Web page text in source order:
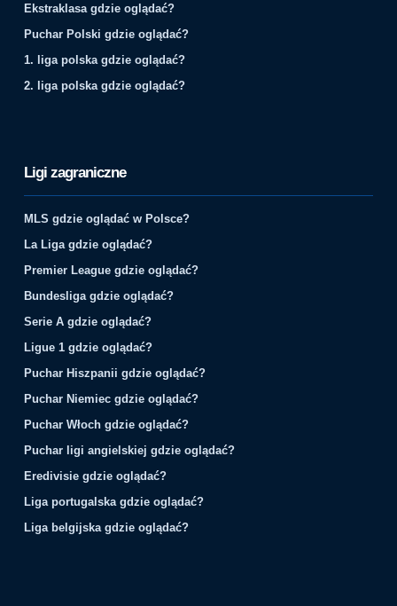
Ekstraklasa gdzie oglądać?
Puchar Polski gdzie oglądać?
1. liga polska gdzie oglądać?
2. liga polska gdzie oglądać?
Ligi zagraniczne
MLS gdzie oglądać w Polsce?
La Liga gdzie oglądać?
Premier League gdzie oglądać?
Bundesliga gdzie oglądać?
Serie A gdzie oglądać?
Ligue 1 gdzie oglądać?
Puchar Hiszpanii gdzie oglądać?
Puchar Niemiec gdzie oglądać?
Puchar Włoch gdzie oglądać?
Puchar ligi angielskiej gdzie oglądać?
Eredivisie gdzie oglądać?
Liga portugalska gdzie oglądać?
Liga belgijska gdzie oglądać?